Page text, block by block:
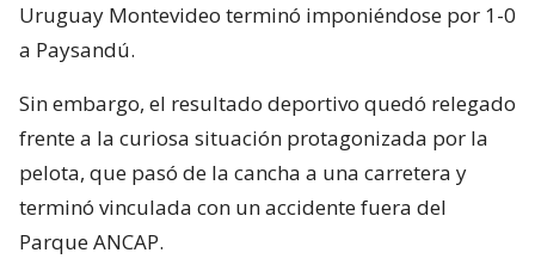
Uruguay Montevideo terminó imponiéndose por 1-0
a Paysandú.
Sin embargo, el resultado deportivo quedó relegado
frente a la curiosa situación protagonizada por la
pelota, que pasó de la cancha a una carretera y
terminó vinculada con un accidente fuera del
Parque ANCAP.